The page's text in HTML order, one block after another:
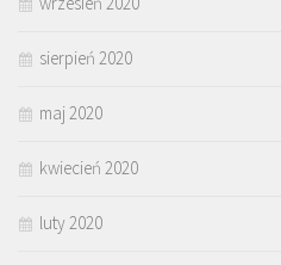
sierpień 2020
maj 2020
kwiecień 2020
luty 2020